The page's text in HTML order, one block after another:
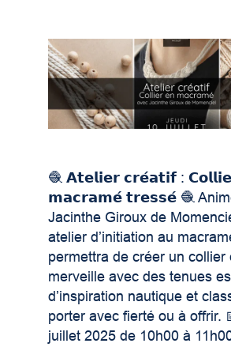
🧶 𝗔𝘁𝗲𝗹𝗶𝗲𝗿 𝗰𝗿𝗲́𝗮𝘁𝗶𝗳 :
𝗺𝗮𝗰𝗿𝗮𝗺𝗲́ 𝘁𝗿𝗲𝘀𝘀𝗲́ 🧶
Jacinthe Giroux de
atelier d’initiation au
permettra de créer un collier
merveille avec des tenues
d’inspiration nautique et
porter avec fierté ou à offrir.
juillet 2025 de 10h00 à